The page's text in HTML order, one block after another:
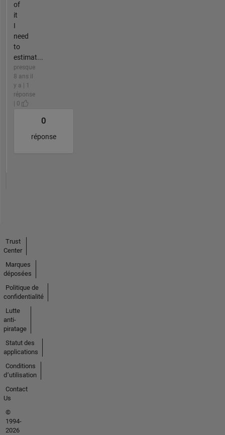
of
it
I
need
to
estimat...
presque
8 ans il
y a | 1
réponse
| 0
0
réponse
Trust
Center
Marques
déposées
Politique de
confidentialité
Lutte
anti-
piratage
Statut des
applications
Conditions
d՚utilisation
Contact
Us
©
1994-
2026